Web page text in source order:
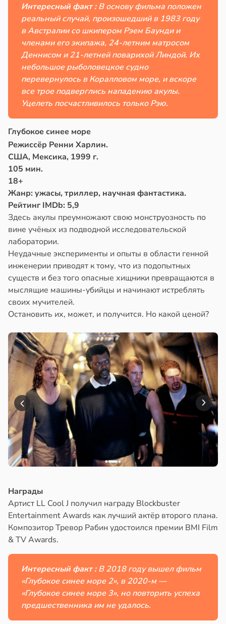
Интересный факт :В основу фильма положен
реальный случай, произошедший в 1983 году
в Австралии со шкипером Рэем Баунди и
членами его экипажа, 24-летним матросом
Деннисом и 21-летней поварихой Линдой. Их
небольшое рыболовецкое судно
перевернулось в Коралловом море, и вскоре
все трое подверглись нападению акулы.
Уцелеть посчастливилось только Рэю.
Глубокое синее море
Режиссёр Ренни Харлин.
США, Мексика, 1999 г.
105 мин.
18+
Жанр: ужасы, триллер, научная фантастика.
Рейтинг IMDb: 5,9
Здесь акулы преумножают свою монструозность по
вине учёных из подводной исследовательской
лаборатории.
Неудачные эксперименты и опыты в области генной
инженерии приводят к тому, что из подопытных
существ и без того опасные хищники превращаются в
мыслящие машины-убийцы и начинают истреблять
своих мучителей.
Остановить их, может, и получится. Но какой ценой?
Награды
Артист LL Cool J получил награду Blockbuster
Entertainment Awards как лучший актёр второго плана.
Композитор Тревор Рабин удостоился премии BMI Film
& TV Awards.
Интересный факт :В 2018 году вышел фильм
«Глубокое синее море 2», в 2020-м —
«Глубокое синее море 3», но повторить успеха
предшественника им не удалось.